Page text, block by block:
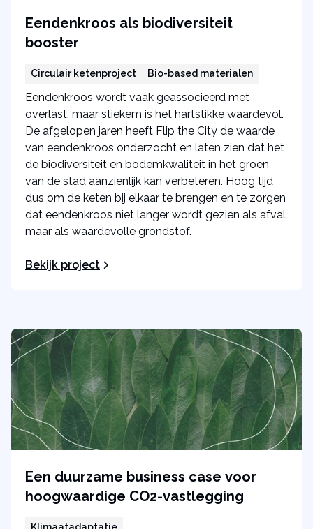
Eendenkroos als biodiversiteit
booster
Circulair ketenproject Bio-based materialen
Eendenkroos wordt vaak geassocieerd met
overlast, maar stiekem is het hartstikke waardevol.
De afgelopen jaren heeft Flip the City de waarde
van eendenkroos onderzocht en laten zien dat het
de biodiversiteit en bodemkwaliteit in het groen
van de stad aanzienlijk kan verbeteren. Hoog tijd
dus om de keten bij elkaar te brengen en te zorgen
dat eendenkroos niet langer wordt gezien als afval
maar als waardevolle grondstof.
Bekijk project
Een duurzame business case voor
hoogwaardige CO2-vastlegging
Klimaatadaptatie